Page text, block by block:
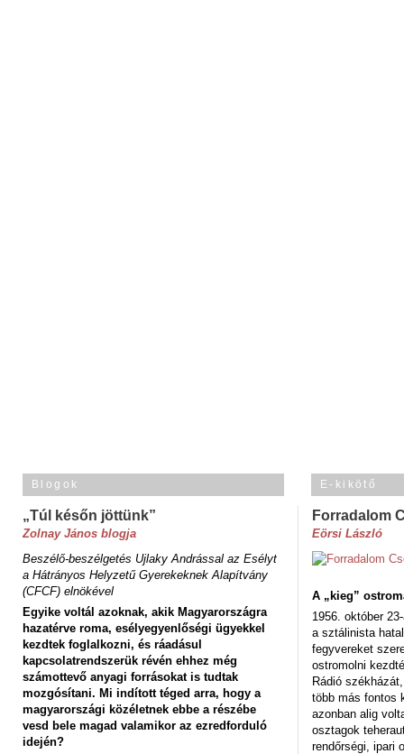
Blogok
„Túl későn jöttünk”
Zolnay János blogja
Beszélő-beszélgetés Ujlaky Andrással az Esélyt
a Hátrányos Helyzetű Gyerekeknek Alapítvány
(CFCF) elnökével
Egyike voltál azoknak, akik Magyarországra
hazatérve roma, esélyegyenlőségi ügyekkel
kezdtek foglalkozni, és ráadásul
kapcsolatrendszerük révén ehhez még
számottevő anyagi forrásokat is tudtak
mozgósítani. Mi indított téged arra, hogy a
magyarországi közéletnek ebbe a részébe
vesd bele magad valamikor az ezredforduló
idején?
E-kikötő
Forradalom
Eörsi László
A „kieg”
1956. október
a sztálinista
fegyvereket
ostromolni
Rádió
több más fontos
azonban alig
osztagok
rendőrségi, ipari